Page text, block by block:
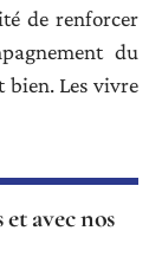
de renforcer
du
bien. Les vivre
et avec nos